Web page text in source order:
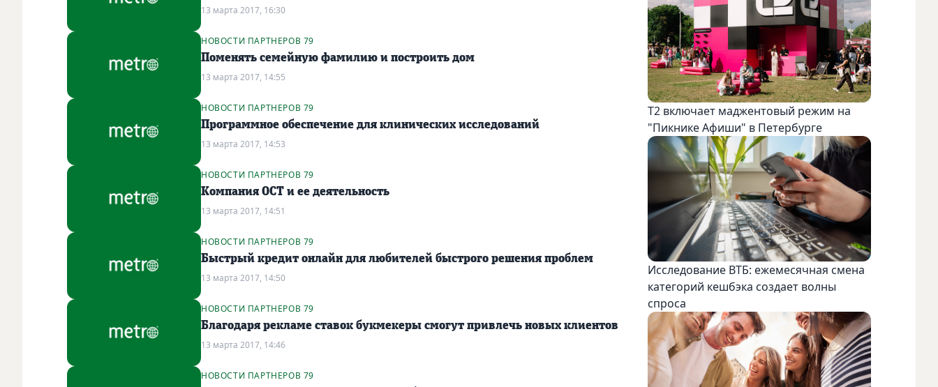
13 марта 2017, 16:30
НОВОСТИ ПАРТНЕРОВ 79
Поменять семейную фамилию и построить дом
13 марта 2017, 14:55
НОВОСТИ ПАРТНЕРОВ 79
Программное обеспечение для клинических исследований
13 марта 2017, 14:53
НОВОСТИ ПАРТНЕРОВ 79
Компания ОСТ и ее деятельность
13 марта 2017, 14:51
НОВОСТИ ПАРТНЕРОВ 79
Быстрый кредит онлайн для любителей быстрого решения проблем
13 марта 2017, 14:50
НОВОСТИ ПАРТНЕРОВ 79
Благодаря рекламе ставок букмекеры смогут привлечь новых клиентов
13 марта 2017, 14:46
НОВОСТИ ПАРТНЕРОВ 79
Т2 включает маджентовый режим на
"Пикнике Афиши" в Петербурге
Исследование ВТБ: ежемесячная смена
категорий кешбэка создает волны
спроса